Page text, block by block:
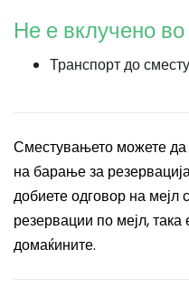
Не е вклучено
Транспорт до
Сместувањето можете
на барање за
добиете одговор на мејл
резервации по мејл, така
домаќините.